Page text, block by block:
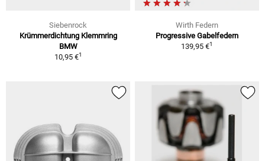
Siebenrock
Krümmerdichtung Klemmring
BMW
10,95 €1
Wirth Federn
Progressive Gabelfedern
139,95 €1